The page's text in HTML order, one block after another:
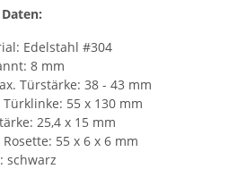
Edelstahl #304
8 mm
Türstärke: 38 - 43 mm
Türklinke: 55 x 130 mm
25,4 x 15 mm
55 x 6 x 6 mm
schwarz